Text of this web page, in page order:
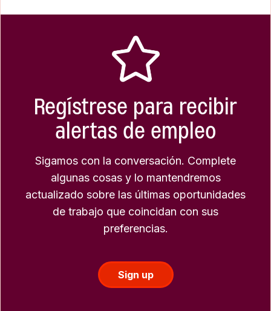
Regístrese para recibir
alertas de empleo
Sigamos con la conversación. Complete
algunas cosas y lo mantendremos
actualizado sobre las últimas oportunidades
de trabajo que coincidan con sus
preferencias.
Sign up